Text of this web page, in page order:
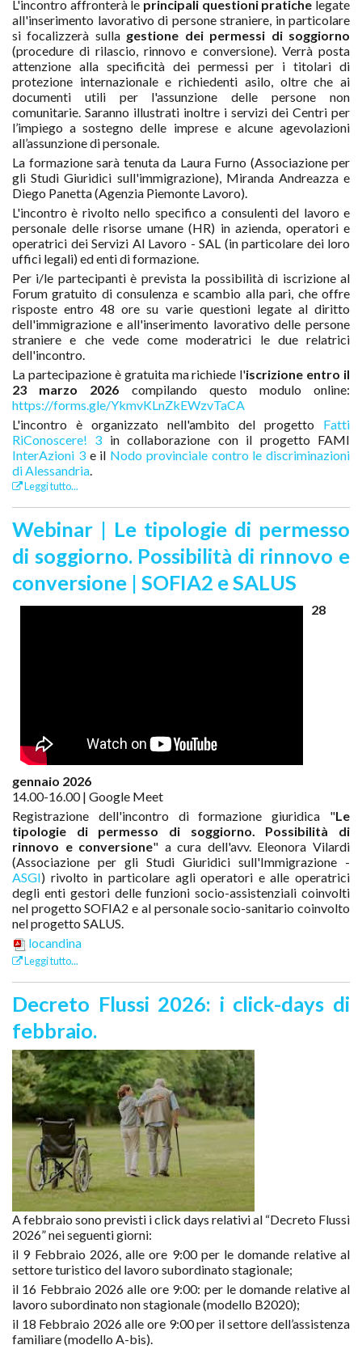
L'incontro affronterà le principali questioni pratiche legate
all'inserimento lavorativo di persone straniere, in particolare
si focalizzerà sulla gestione dei permessi di soggiorno
(procedure di rilascio, rinnovo e conversione). Verrà posta
attenzione alla specificità dei permessi per i titolari di
protezione internazionale e richiedenti asilo, oltre che ai
documenti utili per l'assunzione delle persone non
comunitarie. Saranno illustrati inoltre i servizi dei Centri per
l’impiego a sostegno delle imprese e alcune agevolazioni
all’assunzione di personale.
La formazione sarà tenuta da Laura Furno (Associazione per
gli Studi Giuridici sull'immigrazione), Miranda Andreazza e
Diego Panetta (Agenzia Piemonte Lavoro).
L'incontro è rivolto nello specifico a consulenti del lavoro e
personale delle risorse umane (HR) in azienda, operatori e
operatrici dei Servizi Al Lavoro - SAL (in particolare dei loro
uffici legali) ed enti di formazione.
Per i/le partecipanti è prevista la possibilità di iscrizione al
Forum gratuito di consulenza e scambio alla pari, che offre
risposte entro 48 ore su varie questioni legate al diritto
dell'immigrazione e all'inserimento lavorativo delle persone
straniere e che vede come moderatrici le due relatrici
dell'incontro.
La partecipazione è gratuita ma richiede l'iscrizione entro il
23 marzo 2026 compilando questo modulo online:
https://forms.gle/YkmvKLnZkEWzvTaCA
L'incontro è organizzato nell'ambito del progetto Fatti
RiConoscere! 3 in collaborazione con il progetto FAMI
InterAzioni 3e il Nodo provinciale contro le discriminazioni
di Alessandria.
Leggi tutto...
Webinar | Le tipologie di permesso
di soggiorno. Possibilità di rinnovo e
conversione | SOFIA2 e SALUS
28
gennaio 2026
14.00-16.00 | Google Meet
Registrazione dell'incontro di formazione giuridica "Le
tipologie di permesso di soggiorno. Possibilità di
rinnovo e conversione" a cura dell'avv. Eleonora Vilardi
(Associazione per gli Studi Giuridici sull'Immigrazione -
ASGI) rivolto in particolare agli operatori e alle operatrici
degli enti gestori delle funzioni socio-assistenziali coinvolti
nel progetto SOFIA2 e al personale socio-sanitario coinvolto
nel progetto SALUS.
locandina
Leggi tutto...
Decreto Flussi 2026: i click-days di
febbraio.
A febbraio sono previsti i click days relativi al “Decreto Flussi
2026” nei seguenti giorni:
il 9 Febbraio 2026, alle ore 9:00 per le domande relative al
settore turistico del lavoro subordinato stagionale;
il 16 Febbraio 2026 alle ore 9:00: per le domande relative al
lavoro subordinato non stagionale (modello B2020);
il 18 Febbraio 2026 alle ore 9:00 per il settore dell’assistenza
familiare (modello A-bis).